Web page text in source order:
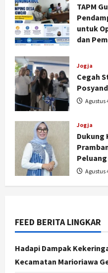
TAPM
untuk
dan
Jogja
Cegah
Agustus
Jogja
Dukung
Agustus
FEED BERITA LINGKAR
Hadapi Dampak
Kecamatan Marioriawa
Nasional
BRIN
Rakyat
3
Jogja
Gen Z
Cantik
Agustus